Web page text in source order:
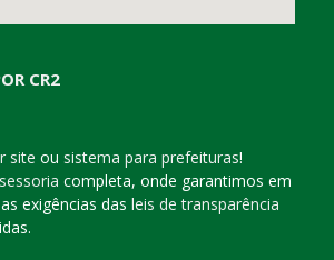
CR2
site ou sistema para prefeituras!
completa, onde garantimos em
exigências das leis de transparência